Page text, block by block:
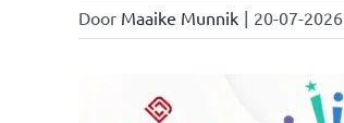
Door Maaike Munnik | 20-07-2026